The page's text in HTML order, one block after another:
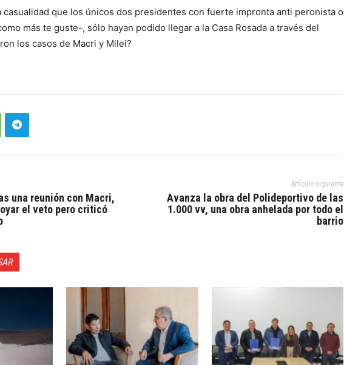
casualidad que los únicos dos presidentes con fuerte impronta anti peronista o
más te guste-, sólo hayan podido llegar a la Casa Rosada a través del
los casos de Macri y Milei?
una reunión con Macri,
el veto pero criticó
Artículo siguiente
Avanza la obra del Polideportivo de las
1.000 vv, una obra anhelada por todo el
barrio